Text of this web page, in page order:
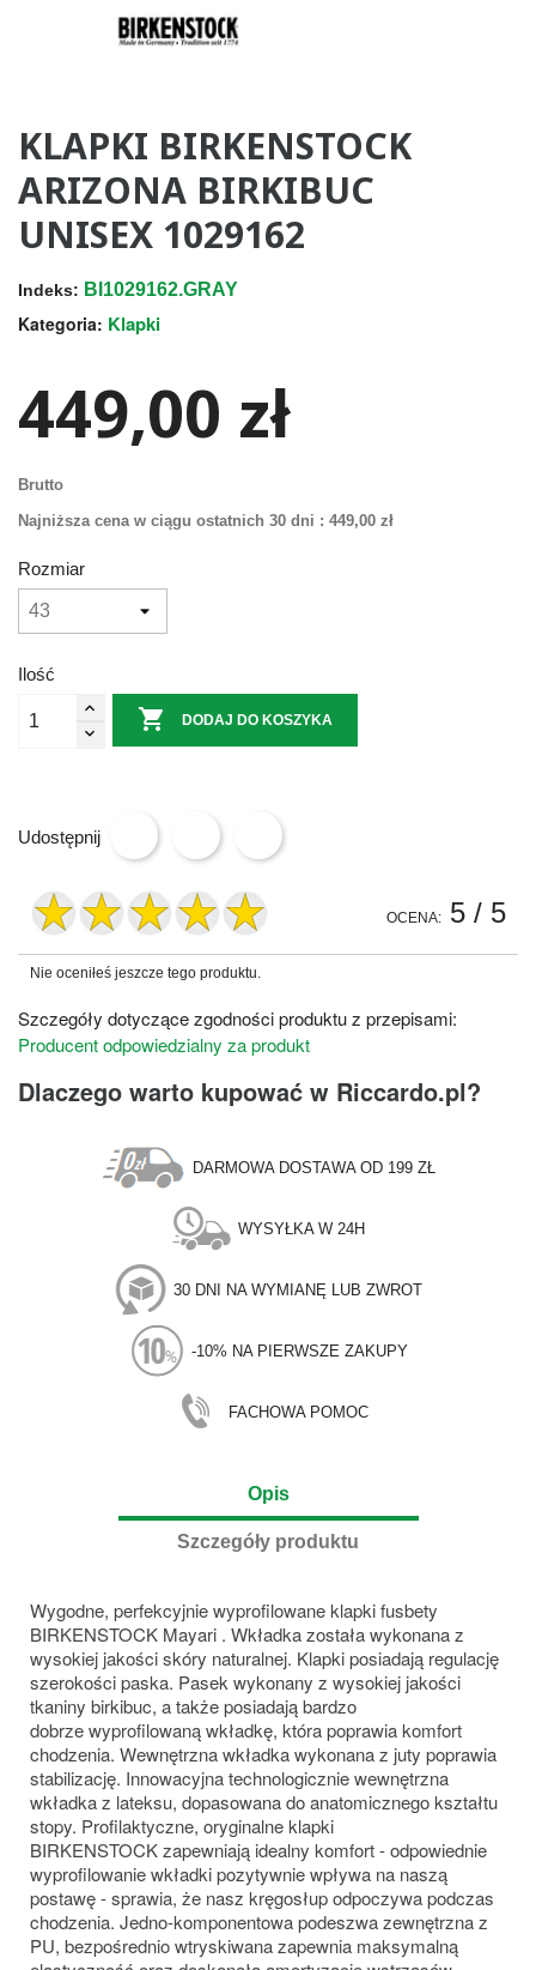
KLAPKI BIRKENSTOCK
ARIZONA BIRKIBUC
UNISEX 1029162
Indeks: BI1029162.GRAY
Kategoria: Klapki
449,00 zł
Brutto
Najniższa cena w ciągu ostatnich 30 dni : 449,00 zł
Rozmiar
Ilość
 DODAJ DO KOSZYKA
Udostępnij
OCENA: 5 / 5
Nie oceniłeś jeszcze tego produktu.
Szczegóły dotyczące zgodności produktu z przepisami:
Producent odpowiedzialny za produkt
Dlaczego warto kupować w Riccardo.pl?
DARMOWA DOSTAWA OD 199 ZŁ
WYSYŁKA W 24H
30 DNI NA WYMIANĘ LUB ZWROT
-10% NA PIERWSZE ZAKUPY
FACHOWA POMOC
Opis
Szczegóły produktu
Wygodne, perfekcyjnie wyprofilowane klapki fusbety
BIRKENSTOCK Mayari . Wkładka została wykonana z
wysokiej jakości skóry naturalnej. Klapki posiadają regulację
szerokości paska. Pasek wykonany z wysokiej jakości
tkaniny birkibuc, a także posiadają bardzo
dobrze wyprofilowaną wkładkę, która poprawia komfort
chodzenia. Wewnętrzna wkładka wykonana z juty poprawia
stabilizację. Innowacyjna technologicznie wewnętrzna
wkładka z lateksu, dopasowana do anatomicznego kształtu
stopy. Profilaktyczne, oryginalne klapki
BIRKENSTOCK zapewniają idealny komfort - odpowiednie
wyprofilowanie wkładki pozytywnie wpływa na naszą
postawę - sprawia, że nasz kręgosłup odpoczywa podczas
chodzenia. Jedno-komponentowa podeszwa zewnętrzna z
PU, bezpośrednio wtryskiwana zapewnia maksymalną